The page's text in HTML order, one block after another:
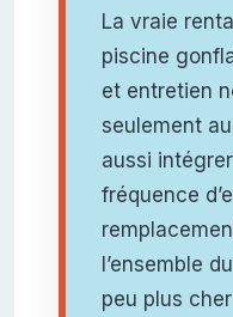
La vraie
piscine
et entretien
seulement
aussi
fréquence
l’ensemble
peu plus